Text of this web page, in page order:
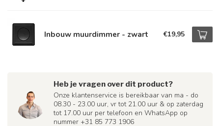
Inbouw muurdimmer - zwart €19,95
Heb je vragen over dit product?
Onze klantenservice is bereikbaar van ma - do
08.30 - 23.00 uur, vr tot 21.00 uur & op zaterdag
tot 17.00 uur per telefoon en WhatsApp op
nummer +31 85 773 1906